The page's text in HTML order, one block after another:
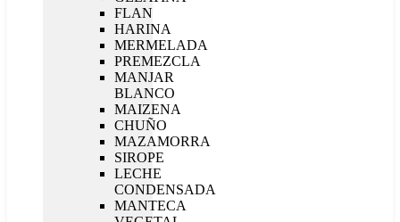
FLAN
HARINA
MERMELADA
PREMEZCLA
MANJAR
BLANCO
MAIZENA
CHUÑO
MAZAMORRA
SIROPE
LECHE
CONDENSADA
MANTECA